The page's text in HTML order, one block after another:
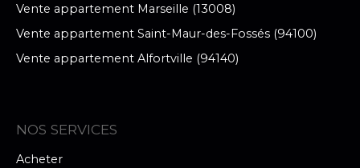
Vente appartement Marseille (13008)
Vente appartement Saint-Maur-des-Fossés (94100)
Vente appartement Alfortville (94140)
NOS SERVICES
Acheter